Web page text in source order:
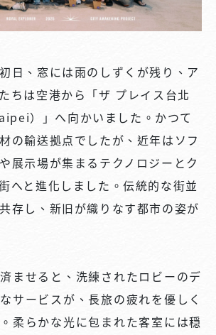
日、窓には雨のしずくが残り、ア
ちは空港から「ザ プレイス台北
）」へ向かいました。かつて
の輸送拠点でしたが、近年はソフ
展示場が集まるテクノロジーとク
へと進化しました。伝統的な街並
存し、新旧が織りなす都市の姿が
ませると、洗練されたロビーのデ
サービスが、長旅の疲れを優しく
柔らかな光に包まれた客室には穏